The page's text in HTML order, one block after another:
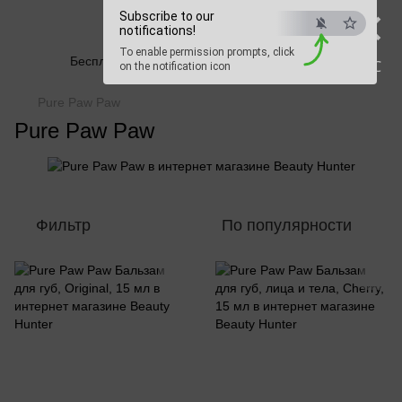
×
ESC
Subscribe to our
notifications!
To enable permission prompts, click
on the notification icon
Beauty Hunter
Бесплатная доставка при заказе от 2500 грн
Pure Paw Paw
Pure Paw Paw
Фильтр По популярности